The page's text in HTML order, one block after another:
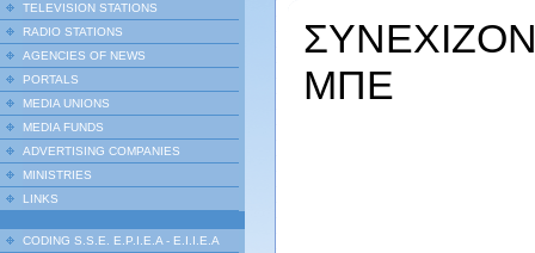
TELEVISION STATIONS
RADIO STATIONS
AGENCIES OF NEWS
PORTALS
MEDIA UNIONS
MEDIA FUNDS
ADVERTISING COMPANIES
MINISTRIES
LINKS
CODING S.S.E. E.P.I.E.A - E.I.I.E.A
ΜΠΕ